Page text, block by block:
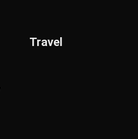
Travel